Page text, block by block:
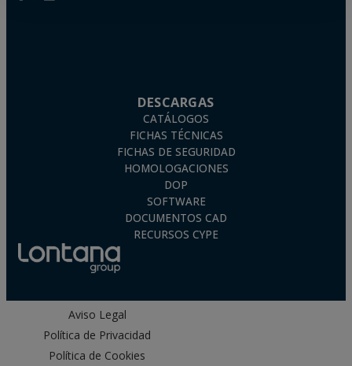
DESCARGAS
CATÁLOGOS
FICHAS TÉCNICAS
FICHAS DE SEGURIDAD
HOMOLOGACIONES
DOP
SOFTWARE
DOCUMENTOS CAD
RECURSOS CYPE
Aviso Legal
Política de Privacidad
Política de Cookies